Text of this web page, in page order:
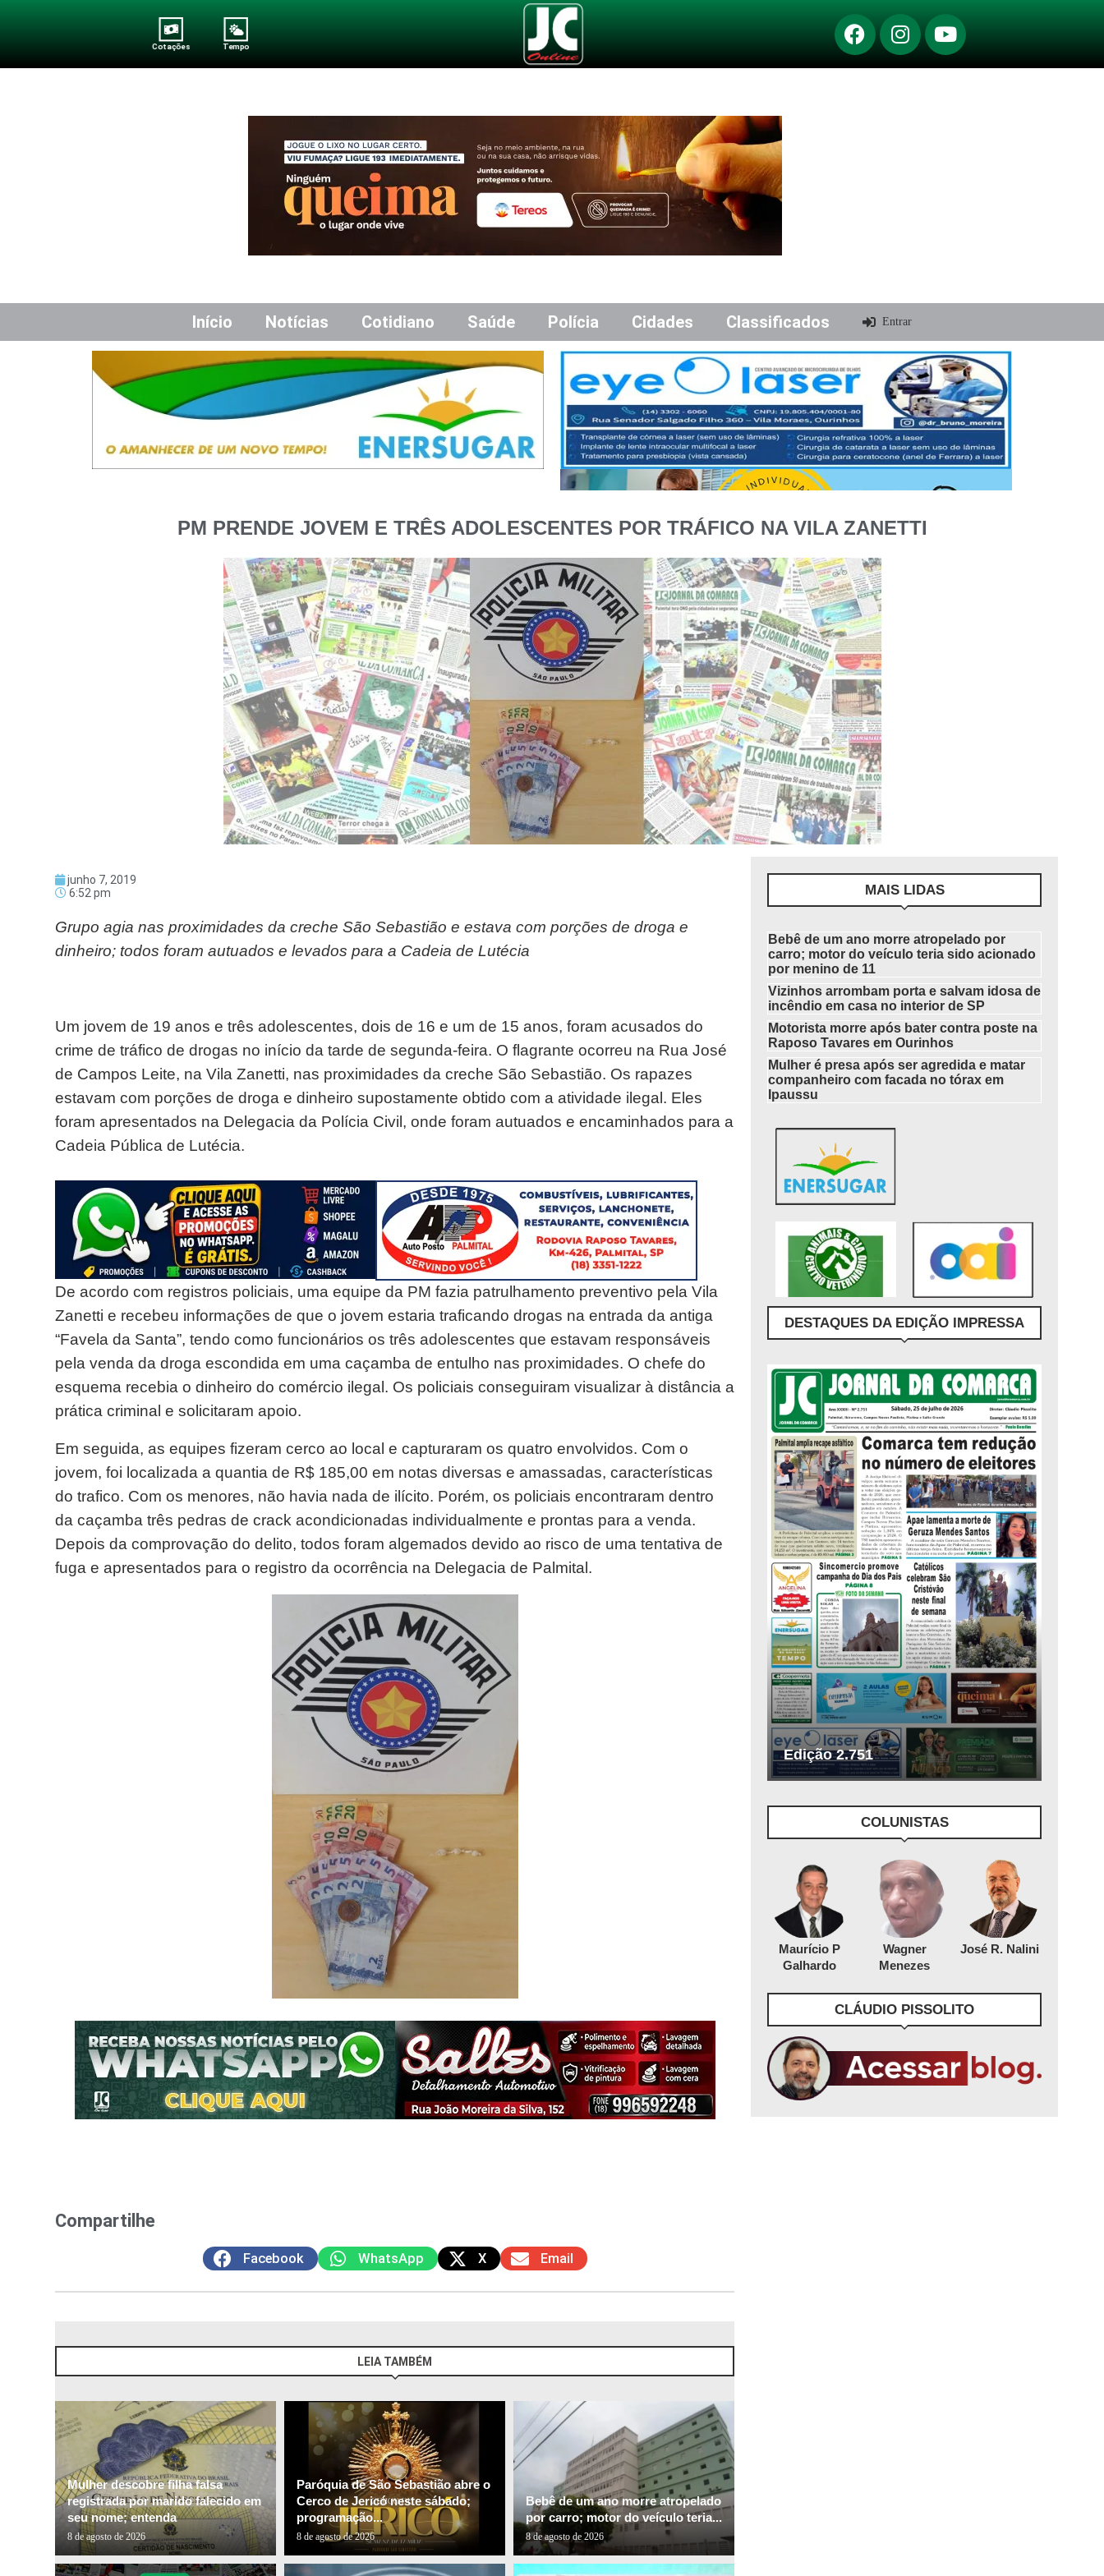
Cotações Tempo
Início Notícias Cotidiano Saúde Polícia Cidades Classificados Entrar
PM PRENDE JOVEM E TRÊS ADOLESCENTES POR TRÁFICO NA VILA ZANETTI
junho 7, 2019
6:52 pm
Grupo agia nas proximidades da creche São Sebastião e estava com porções de droga e
dinheiro; todos foram autuados e levados para a Cadeia de Lutécia
Um jovem de 19 anos e três adolescentes, dois de 16 e um de 15 anos, foram acusados do
crime de tráfico de drogas no início da tarde de segunda-feira. O flagrante ocorreu na Rua José
de Campos Leite, na Vila Zanetti, nas proximidades da creche São Sebastião. Os rapazes
estavam com porções de droga e dinheiro supostamente obtido com a atividade ilegal. Eles
foram apresentados na Delegacia da Polícia Civil, onde foram autuados e encaminhados para a
Cadeia Pública de Lutécia.
De acordo com registros policiais, uma equipe da PM fazia patrulhamento preventivo pela Vila
Zanetti e recebeu informações de que o jovem estaria traficando drogas na entrada da antiga
“Favela da Santa”, tendo como funcionários os três adolescentes que estavam responsáveis
pela venda da droga escondida em uma caçamba de entulho nas proximidades. O chefe do
esquema recebia o dinheiro do comércio ilegal. Os policiais conseguiram visualizar à distância a
prática criminal e solicitaram apoio.
Em seguida, as equipes fizeram cerco ao local e capturaram os quatro envolvidos. Com o
jovem, foi localizada a quantia de R$ 185,00 em notas diversas e amassadas, características
do trafico. Com os menores, não havia nada de ilícito. Porém, os policiais encontraram dentro
da caçamba três pedras de crack acondicionadas individualmente e prontas para a venda.
Depois da comprovação do delito, todos foram algemados devido ao risco de uma tentativa de
fuga e apresentados para o registro da ocorrência na Delegacia de Palmital.
Compartilhe
Facebook WhatsApp X Email
LEIA TAMBÉM
Mulher descobre filha falsa
registrada por marido falecido em
seu nome; entenda
8 de agosto de 2026
Paróquia de São Sebastião abre o
Cerco de Jericó neste sábado;
programação...
8 de agosto de 2026
Bebê de um ano morre atropelado
por carro; motor do veículo teria...
8 de agosto de 2026
MAIS LIDAS
Bebê de um ano morre atropelado por
carro; motor do veículo teria sido acionado
por menino de 11
Vizinhos arrombam porta e salvam idosa de
incêndio em casa no interior de SP
Motorista morre após bater contra poste na
Raposo Tavares em Ourinhos
Mulher é presa após ser agredida e matar
companheiro com facada no tórax em
Ipaussu
DESTAQUES DA EDIÇÃO IMPRESSA
Edição 2.751
COLUNISTAS
Maurício P
Galhardo
Wagner
Menezes
José R. Nalini
CLÁUDIO PISSOLITO